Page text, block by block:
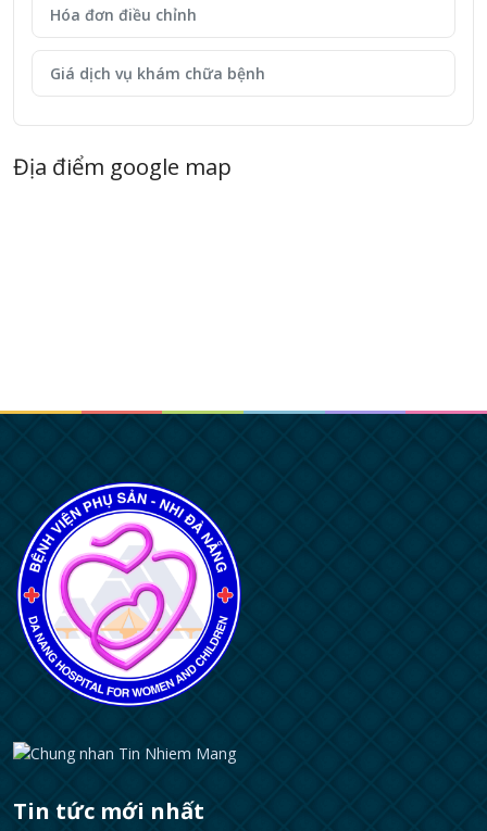
Hóa đơn điều chỉnh
Giá dịch vụ khám chữa bệnh
Địa điểm google map
Tin tức mới nhất